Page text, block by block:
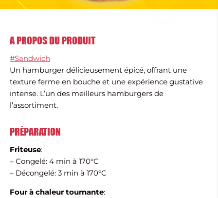
A PROPOS DU PRODUIT
#Sandwich
Un hamburger délicieusement épicé, offrant une
texture ferme en bouche et une expérience gustative
intense. L’un des meilleurs hamburgers de
l’assortiment.
PRÉPARATION
Friteuse:
– Congelé: 4 min à 170°C
– Décongelé: 3 min à 170°C
Four à chaleur tournante: